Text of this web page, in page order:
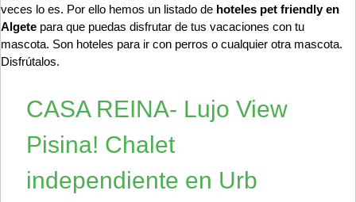
veces lo es. Por ello hemos un listado de hoteles pet friendly en
Algete para que puedas disfrutar de tus vacaciones con tu
mascota. Son hoteles para ir con perros o cualquier otra mascota.
Disfrútalos.
CASA REINA- Lujo View
Pisina! Chalet
independiente en Urb